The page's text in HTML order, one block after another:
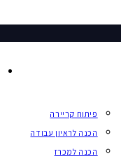
פיתוח קריירה
הכנה לראיון עבודה
הכנה למכרז